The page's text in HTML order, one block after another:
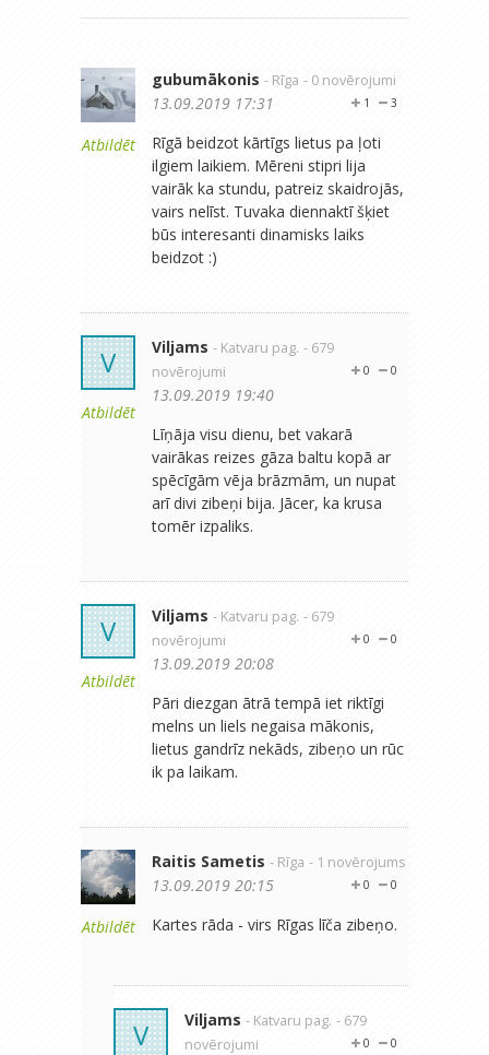
Atbildēt
gubumākonis - Rīga - 0 novērojumi
3
1
13.09.2019 17:31
Rīgā beidzot kārtīgs lietus pa ļoti
ilgiem laikiem. Mēreni stipri lija
vairāk ka stundu, patreiz skaidrojās,
vairs nelīst. Tuvaka diennaktī šķiet
būs interesanti dinamisks laiks
beidzot :)
V
Atbildēt
Viljams - Katvaru pag. - 679
novērojumi
0
0
13.09.2019 19:40
Līņāja visu dienu, bet vakarā
vairākas reizes gāza baltu kopā ar
spēcīgām vēja brāzmām, un nupat
arī divi zibeņi bija. Jācer, ka krusa
tomēr izpaliks.
V
Atbildēt
Viljams - Katvaru pag. - 679
novērojumi
0
0
13.09.2019 20:08
Pāri diezgan ātrā tempā iet riktīgi
melns un liels negaisa mākonis,
lietus gandrīz nekāds, zibeņo un rūc
ik pa laikam.
Atbildēt
Raitis Sametis - Rīga - 1 novērojums
0
0
13.09.2019 20:15
Kartes rāda - virs Rīgas līča zibeņo.
V Viljams - Katvaru pag. - 679
novērojumi
0
0